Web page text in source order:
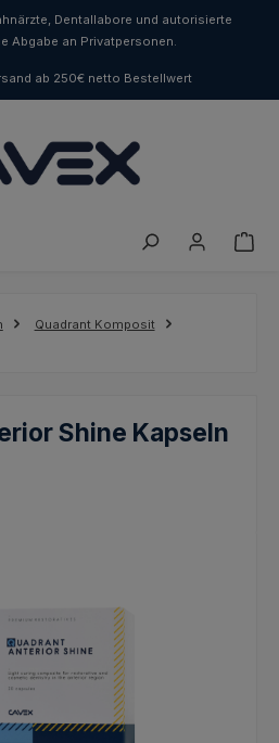
Dentallabore und autorisierte
Abgabe an Privatpersonen.
ab 250€ netto Bestellwert
Quadrant Komposit
Shine Kapseln